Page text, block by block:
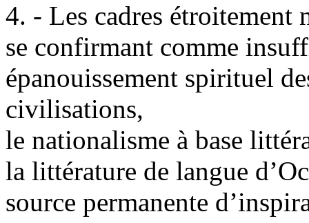
4. - Les cadres étroitement
se confirmant comme
épanouissement spirituel
civilisations,
le nationalisme à base
la littérature de langue
source permanente